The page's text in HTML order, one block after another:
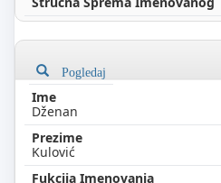
Pogledaj
Dženan
Kulović